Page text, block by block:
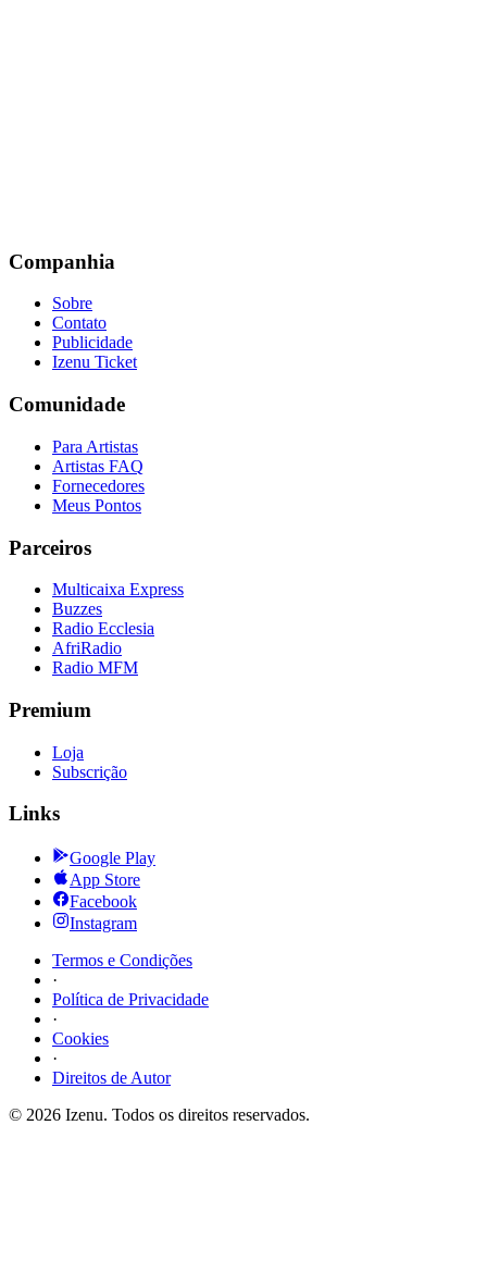
Companhia
Sobre
Contato
Publicidade
Izenu Ticket
Comunidade
Para Artistas
Artistas FAQ
Fornecedores
Meus Pontos
Parceiros
Multicaixa Express
Buzzes
Radio Ecclesia
AfriRadio
Radio MFM
Premium
Loja
Subscrição
Links
Google Play
App Store
Facebook
Instagram
Termos e Condições
·
Política de Privacidade
·
Cookies
·
Direitos de Autor
© 2026 Izenu. Todos os direitos reservados.